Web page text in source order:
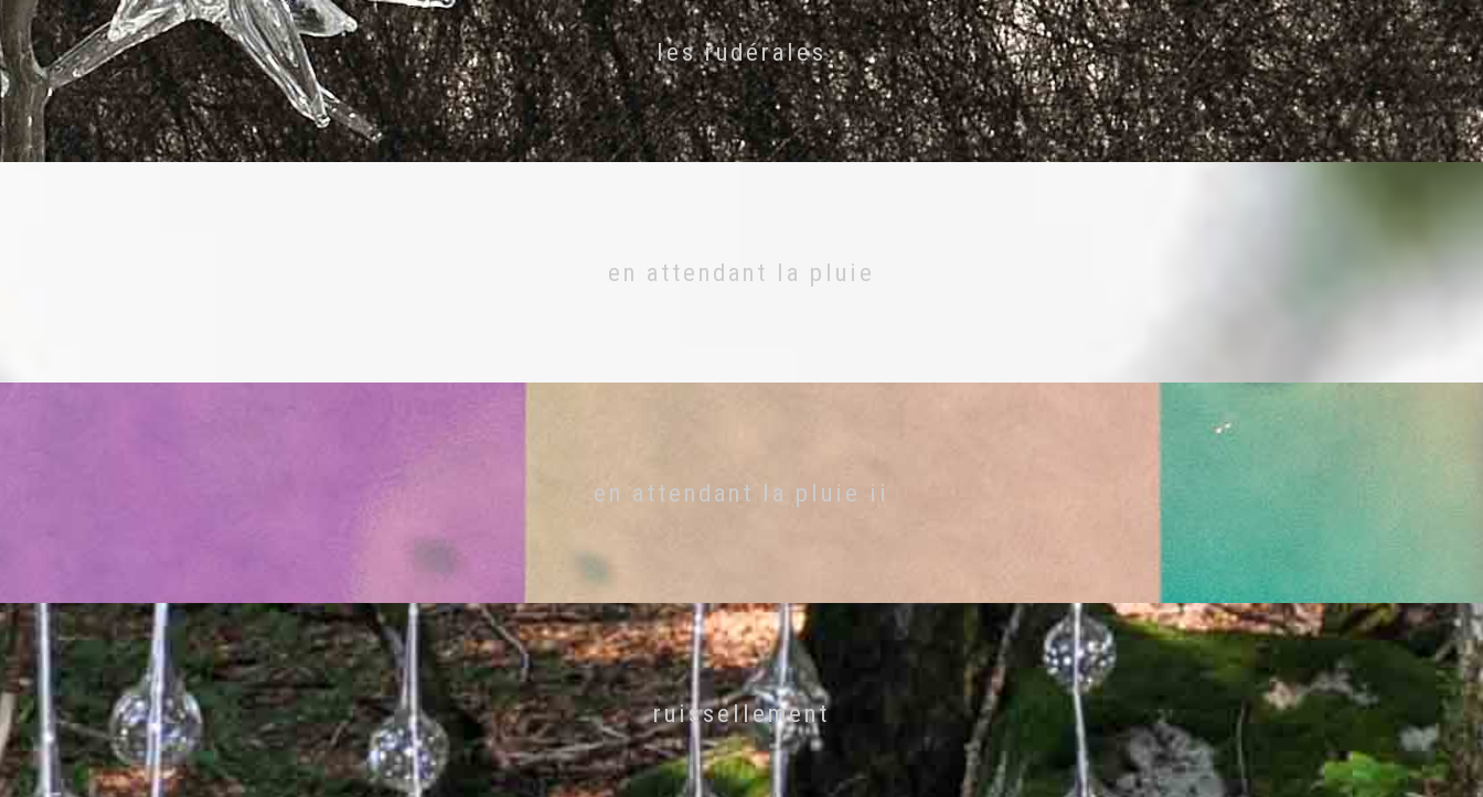
les rudérales
en attendant la pluie
en attendant la pluie ii
ruissellement